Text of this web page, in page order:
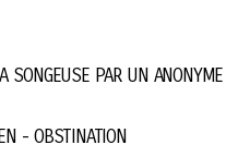
songeuse parUn
-Obstination